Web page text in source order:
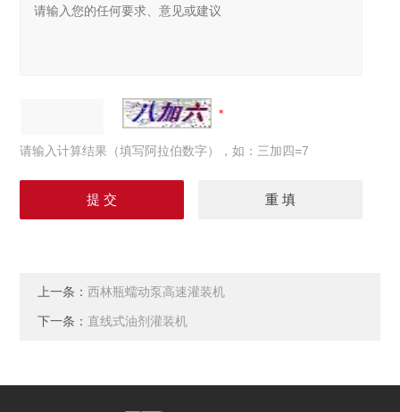
请输入计算结果（填写阿拉伯数字），如：三加四=7
上一条：西林瓶蠕动泵高速灌装机
下一条： 直线式油剂灌装机